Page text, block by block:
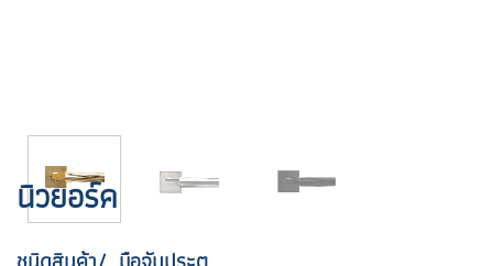
นิวยอร์ค